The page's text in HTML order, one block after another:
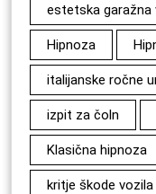
estetska garažna
Hipnoza
italijanske ročne
izpit za čoln
Klasična hipnoza
kritje škode vozila